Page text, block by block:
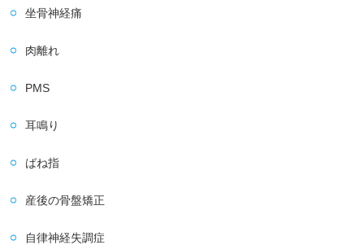
坐骨神経痛
肉離れ
PMS
耳鳴り
ばね指
産後の骨盤矯正
自律神経失調症